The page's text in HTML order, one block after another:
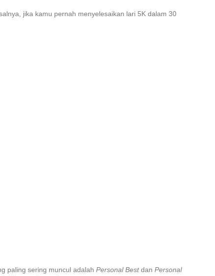
jika kamu pernah menyelesaikan lari 5K dalam 30
paling sering muncul adalah Personal Bestdan Personal